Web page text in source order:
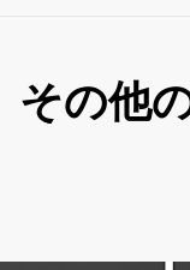
その他